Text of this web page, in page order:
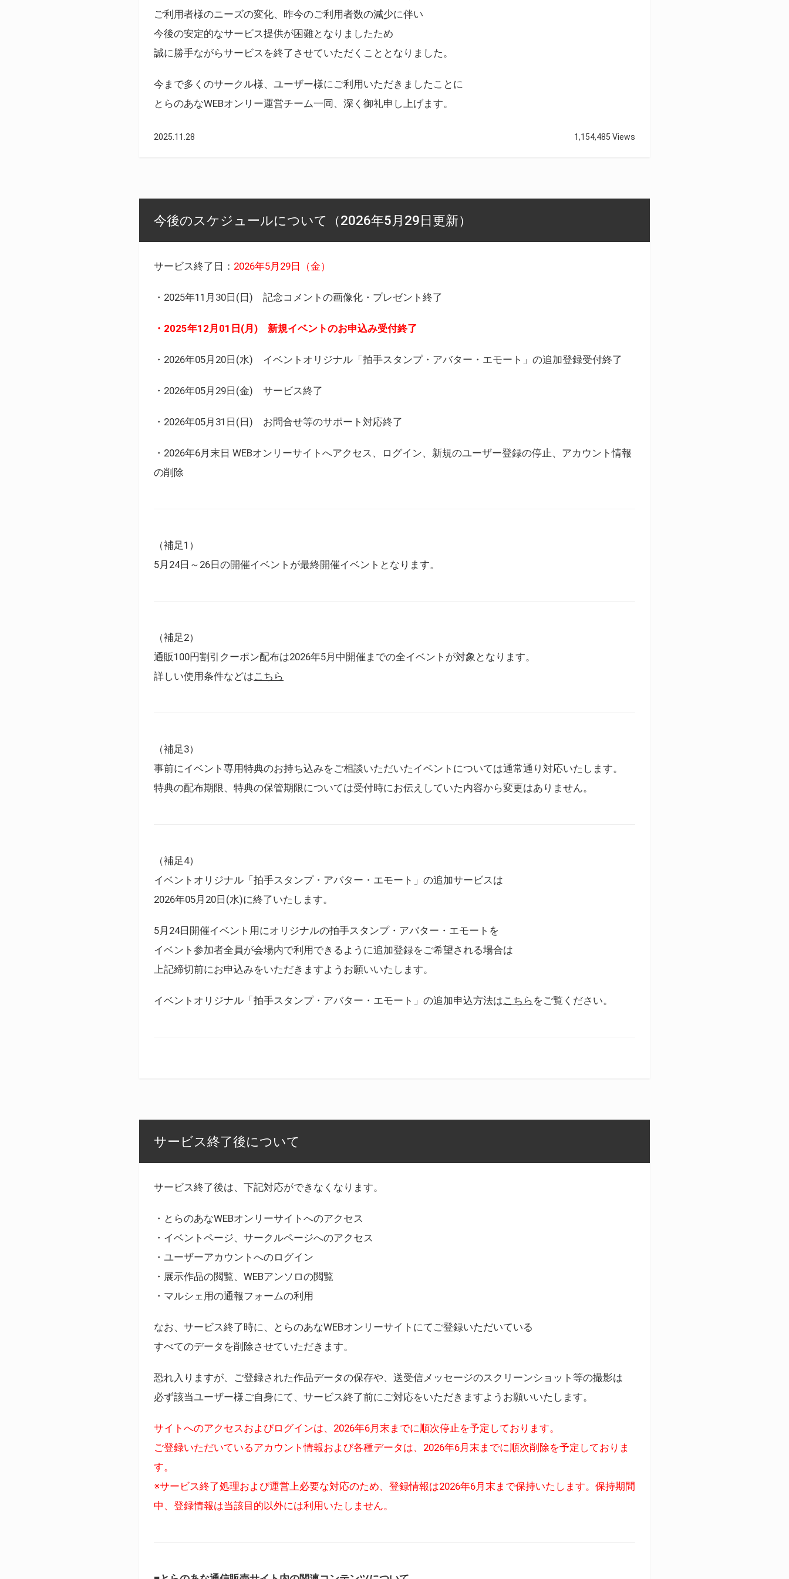
ご利用者様のニーズの変化、昨今のご利用者数の減少に伴い
今後の安定的なサービス提供が困難となりましたため
誠に勝手ながらサービスを終了させていただくこととなりました。
今まで多くのサークル様、ユーザー様にご利用いただきましたことに
とらのあなWEBオンリー運営チーム一同、深く御礼申し上げます。
2025.11.28 1,154,485 Views
今後のスケジュールについて（2026年5月29日更新）
サービス終了日： 2026年5月29日（金）
・2025年11月30日(日) 記念コメントの画像化・プレゼント終了
・2025年12月01日(月) 新規イベントのお申込み受付終了
・2026年05月20日(水) イベントオリジナル「拍手スタンプ・アバター・エモート」の追加登録受付終了
・2026年05月29日(金) サービス終了
・2026年05月31日(日) お問合せ等のサポート対応終了
・2026年6月末日 WEBオンリーサイトへアクセス、ログイン、新規のユーザー登録の停止、アカウント情報
の削除
（補足1）
5月24日～26日の開催イベントが最終開催イベントとなります。
（補足2）
通販100円割引クーポン配布は2026年5月中開催までの全イベントが対象となります。
詳しい使用条件などはこちら
（補足3）
事前にイベント専用特典のお持ち込みをご相談いただいたイベントについては通常通り対応いたします。
特典の配布期限、特典の保管期限については受付時にお伝えしていた内容から変更はありません。
（補足4）
イベントオリジナル「拍手スタンプ・アバター・エモート」の追加サービスは
2026年05月20日(水)に終了いたします。
5月24日開催イベント用にオリジナルの拍手スタンプ・アバター・エモートを
イベント参加者全員が会場内で利用できるように追加登録をご希望される場合は
上記締切前にお申込みをいただきますようお願いいたします。
イベントオリジナル「拍手スタンプ・アバター・エモート」の追加申込方法はこちら をご覧ください。
サービス終了後について
サービス終了後は、下記対応ができなくなります。
・とらのあなWEBオンリーサイトへのアクセス
・イベントページ、サークルページへのアクセス
・ユーザーアカウントへのログイン
・展示作品の閲覧、WEBアンソロの閲覧
・マルシェ用の通報フォームの利用
なお、サービス終了時に、とらのあなWEBオンリーサイトにてご登録いただいている
すべてのデータを削除させていただきます。
恐れ入りますが、ご登録された作品データの保存や、送受信メッセージのスクリーンショット等の撮影は
必ず該当ユーザー様ご自身にて、サービス終了前にご対応をいただきますようお願いいたします。
サイトへのアクセスおよびログインは、2026年6月末までに順次停止を予定しております。
ご登録いただいているアカウント情報および各種データは、2026年6月末までに順次削除を予定しておりま
す。
※サービス終了処理および運営上必要な対応のため、登録情報は2026年6月末まで保持いたします。保持期間
中、登録情報は当該目的以外には利用いたしません。